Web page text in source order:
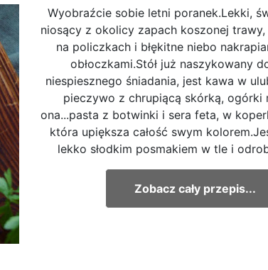
Wyobraźcie sobie letni poranek.Lekki,
niosący z okolicy zapach koszonej trawy,
na policzkach i błękitne niebo
obłoczkami.Stół już naszykowany
niespiesznego śniadania, jest kawa w
pieczywo z chrupiącą skórką, ogórki
ona...pasta z botwinki i sera feta, w
która upiększa całość swym
lekko słodkim posmakiem w tle i
Zobacz cały przepis...